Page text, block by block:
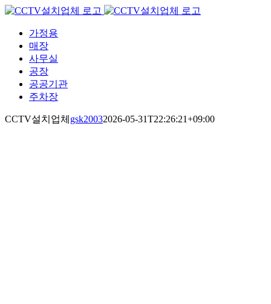
Skip
content가정용
매장
사무실
공장
공공기관
주차장
CCTV설치업체 gsk20032026-05-31T22:26:21+09:00